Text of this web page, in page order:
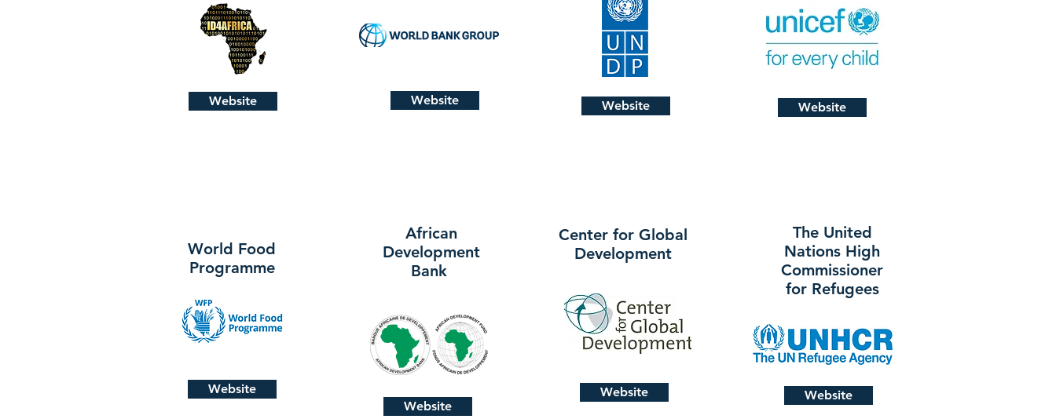
Website Website Website Website
World Food
Programme
Website
African
Development
Bank
Website
Center for Global
Development
Website
The United
Nations High
Commissioner
for Refugees
Website